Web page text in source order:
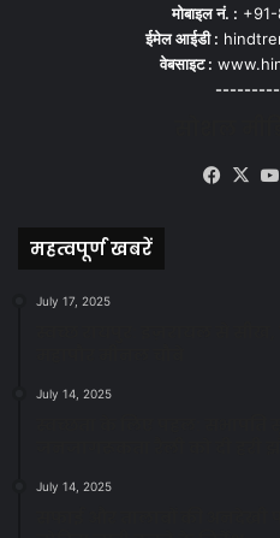
मोबाइल नं. :
ईमेल आईडी :
वेबसाइट :
X
महत्वपूर्ण खबरें
July 17, 2025
July 14, 2025
July 14, 2025